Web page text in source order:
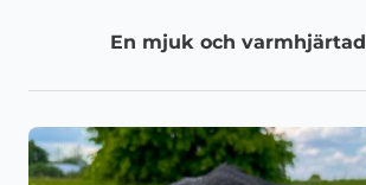
En mjuk och